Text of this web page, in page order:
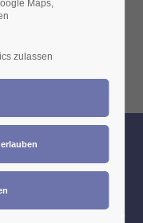
mit Freude und
Themen rund um die
eine lange Vergangenheit.
Maps,
zulassen